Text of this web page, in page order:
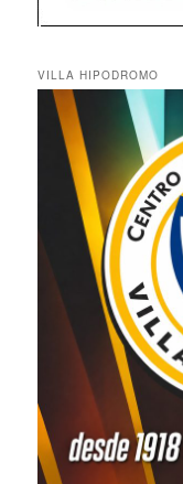
VILLA HIPODROMO